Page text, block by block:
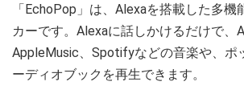
「EchoPop」は、Alexaを搭載した多機
カーです。Alexaに話しかけるだけで、
AppleMusic、Spotifyなどの音楽や、ポ
ーディオブックを再生できます。